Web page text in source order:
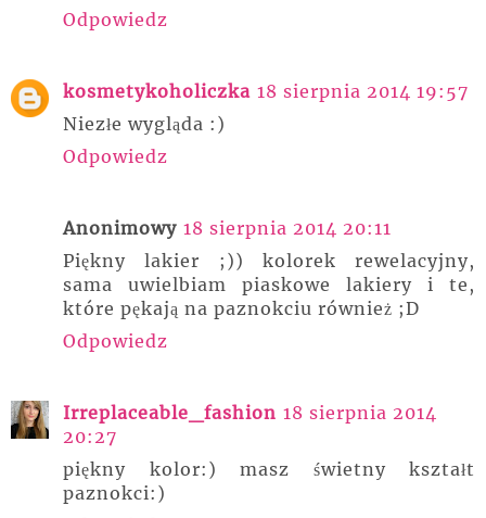
Odpowiedz
kosmetykoholiczka 18 sierpnia 2014 19:57
Niezłe wygląda :)
Odpowiedz
Anonimowy 18 sierpnia 2014 20:11
Piękny lakier ;)) kolorek rewelacyjny,
sama uwielbiam piaskowe lakiery i te,
które pękają na paznokciu również ;D
Odpowiedz
Irreplaceable_fashion 18 sierpnia 2014
20:27
piękny kolor:) masz świetny kształt
paznokci:)